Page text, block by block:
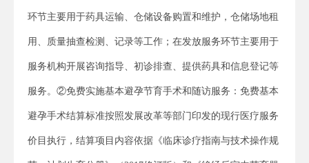
环节主要用于药具运输、仓储设备购置和维护，仓储场地租
用、质量抽查检测、记录等工作；在发放服务环节主要用于
服务机构开展咨询指导、初诊排查、提供药具和信息登记等
服务。②免费实施基本避孕节育手术和随访服务：免费基本
避孕手术结算标准按照发展改革等部门印发的现行医疗服务
价目执行，结算项目内容依据《临床诊疗指南与技术操作规